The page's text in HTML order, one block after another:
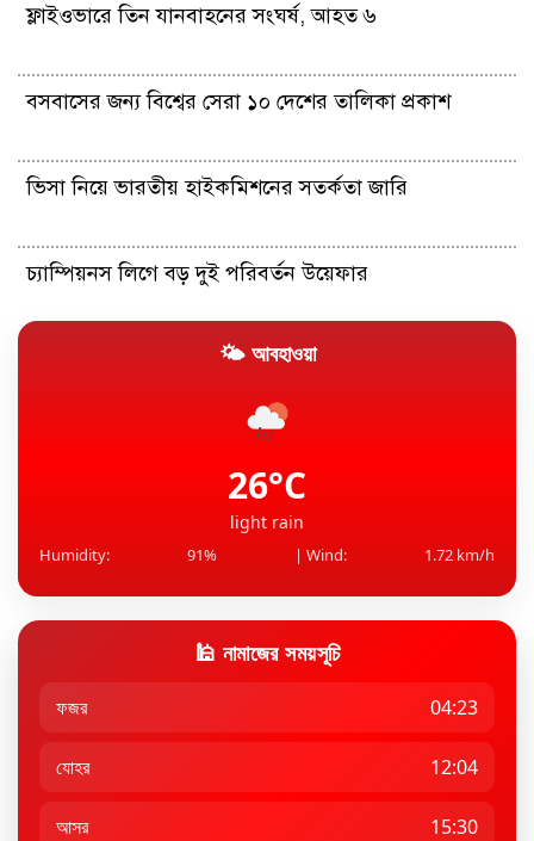
ফ্লাইওভারে তিন যানবাহনের সংঘর্ষ, আহত ৬
বসবাসের জন্য বিশ্বের সেরা ১০ দেশের তালিকা প্রকাশ
ভিসা নিয়ে ভারতীয় হাইকমিশনের সতর্কতা জারি
চ্যাম্পিয়নস লিগে বড় দুই পরিবর্তন উয়েফার
ট্রেনে কাটা পড়ে যুবকের মর্মান্তিক মৃত্যু
চার বছর পর ফের জুটি বাঁধছেন সেরেনা-ভেনাস
🌤 আবহাওয়া
26°C
light rain
Humidity: 91% | Wind: 1.72 km/h
🕌 নামাজের সময়সূচি
ফজর 04:23
যোহর 12:04
আসর 15:30